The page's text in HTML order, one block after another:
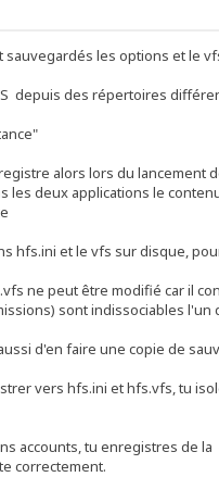
les options et le
depuis des répertoires
alors lors du lancement
deux applications le
hfs.ini et le vfs sur disque,
ne peut être modifié car il
sont indissociables
d'en faire une copie de
vers hfs.ini et hfs.vfs, tu
accounts, tu enregistres de
correctement.